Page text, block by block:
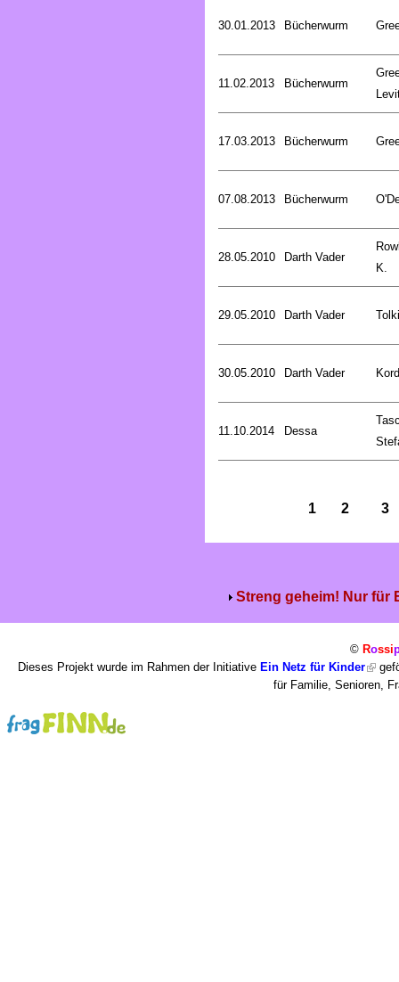
30.01.2013 Bücherwurm
11.02.2013 Bücherwurm
17.03.2013 Bücherwurm
07.08.2013 Bücherwurm
28.05.2010 Darth Vader
K.
29.05.2010 Darth Vader
30.05.2010 Darth Vader
11.10.2014 Dessa
1 2 3
Streng geheim! Nur für
© Rossi
Dieses Projekt wurde im Rahmen der Initiative Ein Netz für Kinder
für Familie, Senioren,